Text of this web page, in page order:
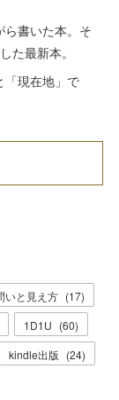
書いた本。そ
た最新本。
「現在地」で
いと見え方 (17)
1D1U (60)
kindle出版 (24)